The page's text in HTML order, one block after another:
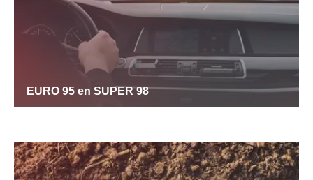
EURO 95 en SUPER 98